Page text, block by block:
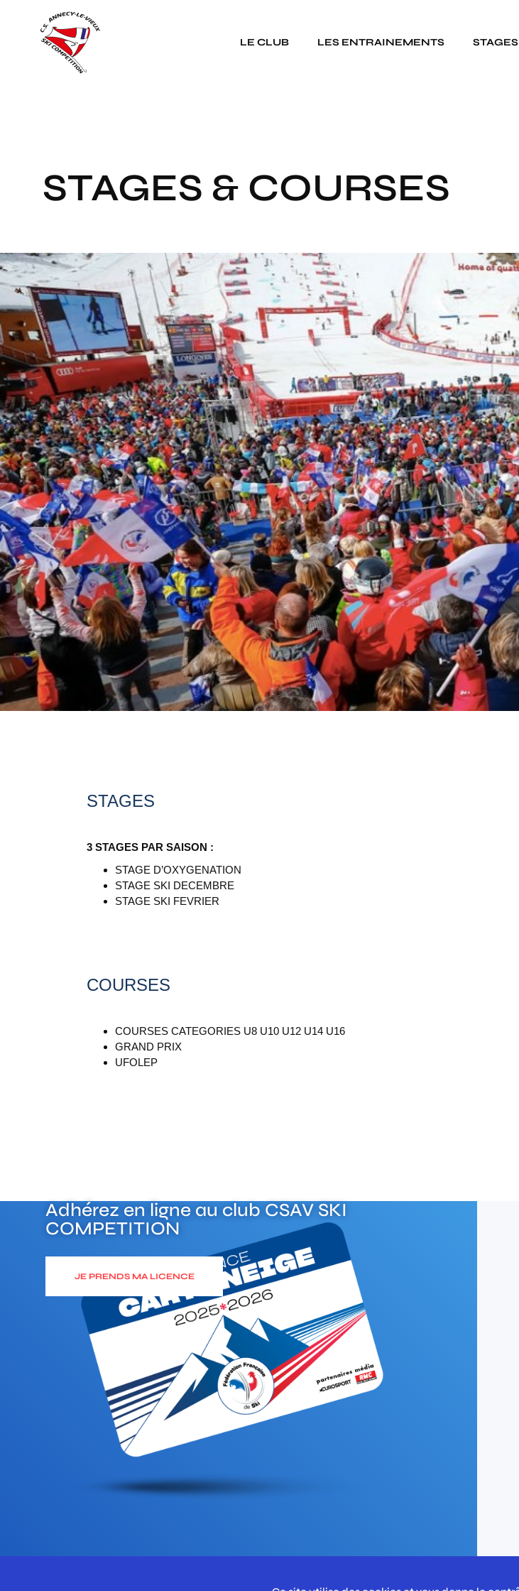
LE CLUB LES ENTRAINEMENTS
STAGES & COURSES
STAGES
3 STAGES PAR SAISON :
STAGE D’OXYGENATION
STAGE SKI DECEMBRE
STAGE SKI FEVRIER
COURSES
COURSES CATEGORIES U8 U10 U12 U14 U16
GRAND PRIX
UFOLEP
Adhérez en ligne au club CSAV SKI
COMPETITION
JE PRENDS MA LICENCE
Panneau de gestion des cookies